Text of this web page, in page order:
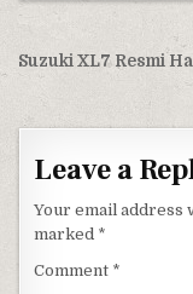
Post
Suzuki XL7 Resmi
Leave a
Your email address
marked *
Comment *